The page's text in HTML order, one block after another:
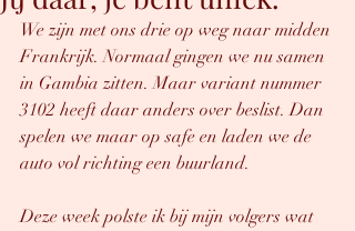
We zijn met ons drie op weg naar midden
Frankrijk. Normaal gingen we nu samen
in Gambia zitten. Maar variant nummer
3102 heeft daar anders over beslist. Dan
spelen we maar op safe en laden we de
auto vol richting een buurland.
Deze week polste ik bij mijn volgers wat